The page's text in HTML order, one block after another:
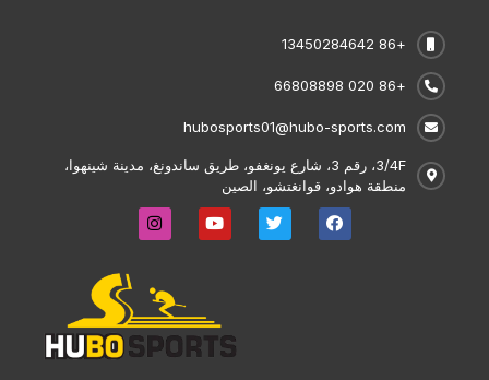
+86 13450284642
+86 020 66808898
hubosports01@hubo-sports.com
3/4F، رقم 3، شارع يونغفو، طريق ساندونغ، مدينة شينهوا،
منطقة هوادو، قوانغتشو، الصين